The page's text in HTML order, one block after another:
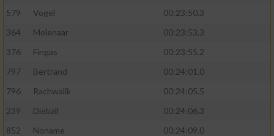
579
Vogel
00:23:50.3
364
Molenaar
00:23:53.3
376
Fingas
00:23:55.2
797
Bertrand
00:24:01.0
796
Rachwalik
00:24:05.5
239
Dieball
00:24:06.3
852
Noname
00:24:09.0